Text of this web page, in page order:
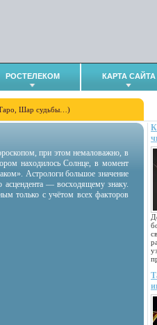
РОСТЕЛЕКОМ КАРТА САЙТА
Шар судьбы…)
при этом немаловажно, в
находилось Солнце, в момент
Астрологи большое значение
— восходящему знаку.
только с учётом всех факторов